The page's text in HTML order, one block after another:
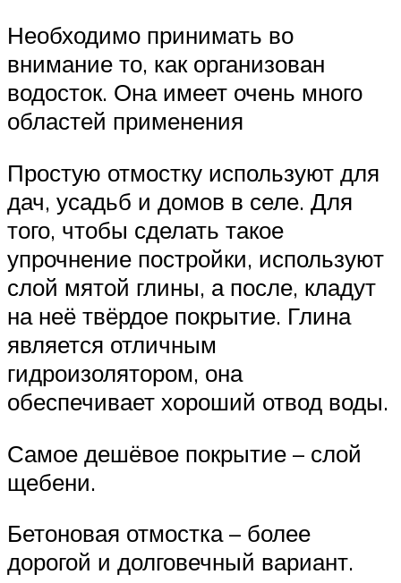
Необходимо принимать во
внимание то, как организован
водосток. Она имеет очень много
областей применения
Простую отмостку используют для
дач, усадьб и домов в селе. Для
того, чтобы сделать такое
упрочнение постройки, используют
слой мятой глины, а после, кладут
на неё твёрдое покрытие. Глина
является отличным
гидроизолятором, она
обеспечивает хороший отвод воды.
Самое дешёвое покрытие – слой
щебени.
Бетоновая отмостка – более
дорогой и долговечный вариант.